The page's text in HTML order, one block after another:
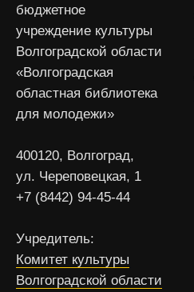
бюджетное
учреждение культуры
Волгоградской области
«Волгоградская
областная библиотека
для молодежи»
400120, Волгоград,
ул. Череповецкая, 1
+7 (8442) 94-45-44
Учредитель:
Комитет культуры
Волгоградской области